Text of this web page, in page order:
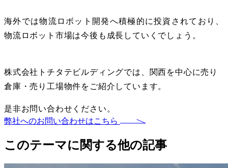
海外では物流ロボット開発へ積極的に投資されており、
物流ロボット市場は今後も成長していくでしょう。
株式会社トチタテビルディングでは、関西を中心に売り
倉庫・売り工場物件をご紹介しています。
是非お問い合わせください。
弊社へのお問い合わせはこちら
このテーマに関する他の記事